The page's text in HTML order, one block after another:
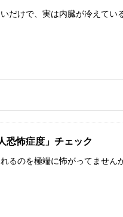
だけで、実は内臓が冷えてい
恐怖症度」チェック
るのを極端に怖がってません